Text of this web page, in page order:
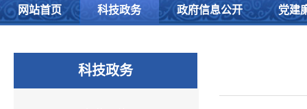
网站首页 科技政务 政府信息公开 党建
科技政务